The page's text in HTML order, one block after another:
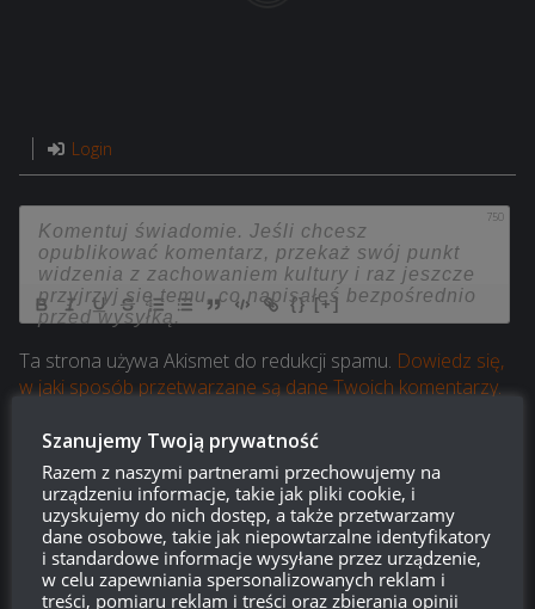
Login
750
{} [+]
Ta strona używa Akismet do redukcji spamu. Dowiedz się,
w jaki sposób przetwarzane są dane Twoich komentarzy.
KOMENTARZY
Paweł 19:35, 13 stycznia 2017 19:35
Szanujemy Twoją prywatność
Razem z naszymi partnerami przechowujemy na
urządzeniu informacje, takie jak pliki cookie, i
uzyskujemy do nich dostęp, a także przetwarzamy
dane osobowe, takie jak niepowtarzalne identyfikatory
i standardowe informacje wysyłane przez urządzenie,
w celu zapewniania spersonalizowanych reklam i
treści, pomiaru reklam i treści oraz zbierania opinii